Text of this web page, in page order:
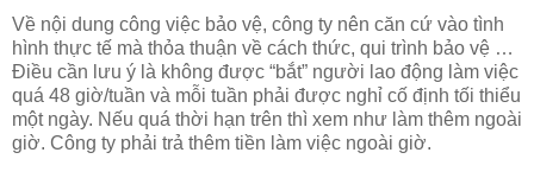
Về nội dung công việc bảo vệ, công ty nên căn cứ vào tình
hình thực tế mà thỏa thuận về cách thức, qui trình bảo vệ …
Điều cần lưu ý là không được “bắt” người lao động làm việc
quá 48 giờ/tuần và mỗi tuần phải được nghỉ cố định tối thiểu
một ngày. Nếu quá thời hạn trên thì xem như làm thêm ngoài
giờ. Công ty phải trả thêm tiền làm việc ngoài giờ.